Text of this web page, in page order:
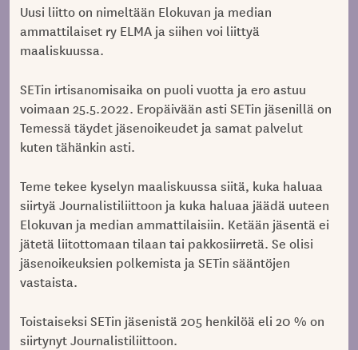
Uusi liitto on nimeltään Elokuvan ja median
ammattilaiset ry ELMA ja siihen voi liittyä
maaliskuussa.
SETin irtisanomisaika on puoli vuotta ja ero astuu
voimaan 25.5.2022. Eropäivään asti SETin jäsenillä on
Temessä täydet jäsenoikeudet ja samat palvelut
kuten tähänkin asti.
Teme tekee kyselyn maaliskuussa siitä, kuka haluaa
siirtyä Journalistiliittoon ja kuka haluaa jäädä uuteen
Elokuvan ja median ammattilaisiin. Ketään jäsentä ei
jätetä liitottomaan tilaan tai pakkosiirretä. Se olisi
jäsenoikeuksien polkemista ja SETin sääntöjen
vastaista.
Toistaiseksi SETin jäsenistä 205 henkilöä eli 20 % on
siirtynyt Journalistiliittoon.